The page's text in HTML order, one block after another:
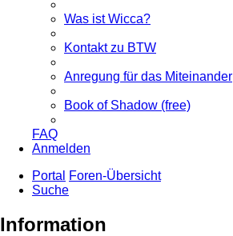
Was ist Wicca?
Kontakt zu BTW
Anregung für das Miteinander
Book of Shadow (free)
FAQ
Anmelden
Portal
Foren-Übersicht
Suche
Information